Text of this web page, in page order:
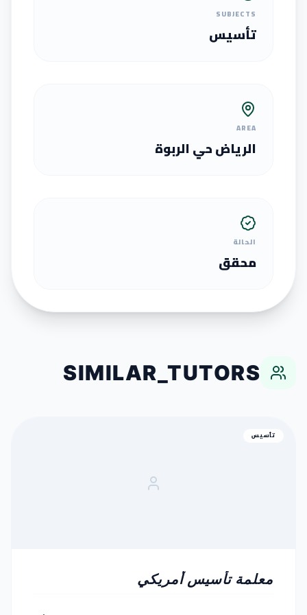
SUBJECTS
تأسيس
AREA
الرياض حي الربوة
الحالة
محقق
SIMILAR_TUTORS
تأسيس
معلمة تأسيس أمريكي